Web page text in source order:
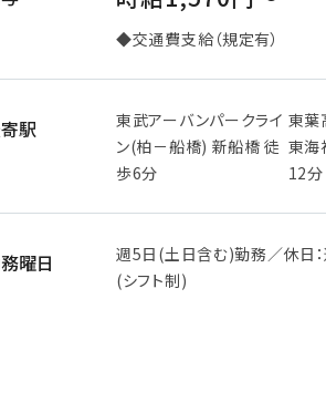
◆交通費支給（規定有）
駅
東武アーバンパークライ
ン(柏－船橋) 新船橋 徒
歩6分
東葉
東海
12分
曜日
週5日(土日含む)勤務／休日
(シフト制)